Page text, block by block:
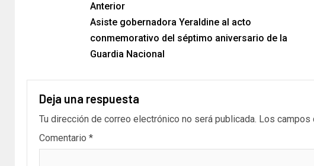
Anterior
Asiste gobernadora Yeraldine al acto
conmemorativo del séptimo aniversario de la
Guardia Nacional
Deja una respuesta
Tu dirección de correo electrónico no será publicada. Los campos
Comentario *